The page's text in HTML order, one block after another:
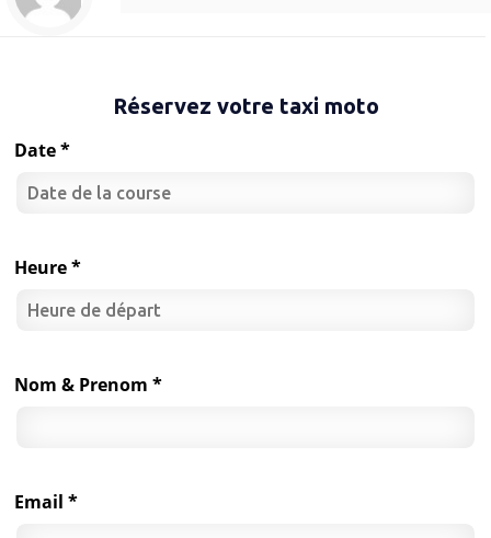
Réservez votre taxi moto
Date *
Heure *
Nom & Prenom *
Email *